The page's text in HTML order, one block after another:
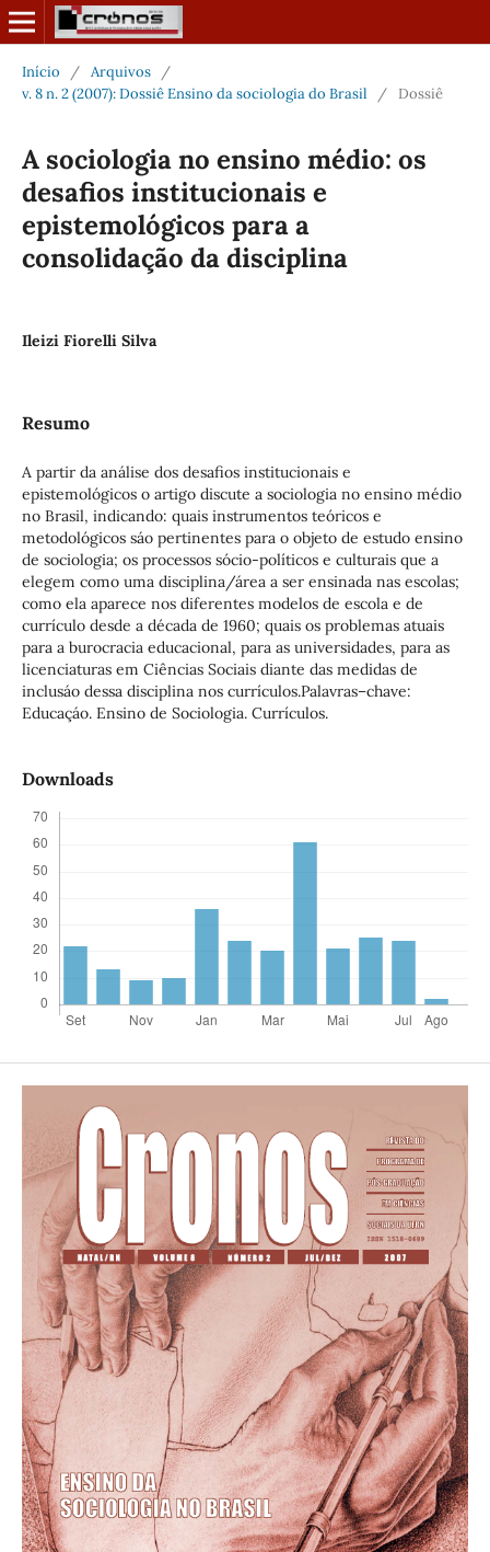
Início / Arquivos
/
v. 8 n. 2 (2007): Dossiê Ensino da sociologia do Brasil
/ Dossiê
A sociologia no ensino médio: os
desafios institucionais e
epistemológicos para a
consolidação da disciplina
Ileizi Fiorelli Silva
Resumo
A partir da análise dos desafios institucionais e
epistemológicos o artigo discute a sociologia no ensino médio
no Brasil, indicando: quais instrumentos teóricos e
metodológicos sáo pertinentes para o objeto de estudo ensino
de sociologia; os processos sócio-políticos e culturais que a
elegem como uma disciplina/área a ser ensinada nas escolas;
como ela aparece nos diferentes modelos de escola e de
currículo desde a década de 1960; quais os problemas atuais
para a burocracia educacional, para as universidades, para as
licenciaturas em Ciências Sociais diante das medidas de
inclusáo dessa disciplina nos currículos.Palavras–chave:
Educaçáo. Ensino de Sociologia. Currículos.
Downloads